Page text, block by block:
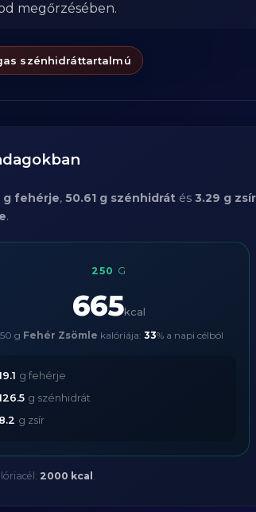
megőrzésében.
szénhidráttartalmú
g fehérje, 50.61 g szénhidrát és 3.29 g zsír
.
250 G
665kcal
g Fehér Zsömle kalóriája: 33% a napi célból
g fehérje
g szénhidrát
8.2 g zsír
2000 kcal .